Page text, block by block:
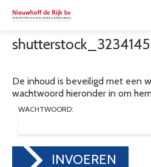
De inhoud is beveiligd met een
wachtwoord hieronder in om
WACHTWOORD:
INVOEREN